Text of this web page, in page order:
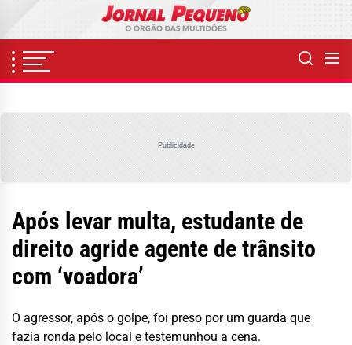
content
Publicidade
Após levar multa, estudante de
direito agride agente de trânsito
com ‘voadora’
O agressor, após o golpe, foi preso por um guarda que
fazia ronda pelo local e testemunhou a cena.